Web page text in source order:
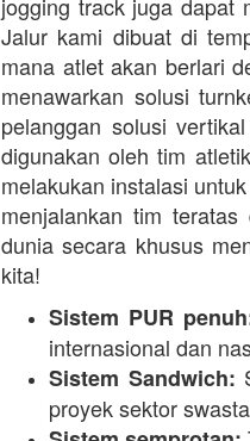
jogging track juga dapat
Jalur kami dibuat di
mana atlet akan berlari
menawarkan solusi
pelanggan solusi
digunakan oleh tim
melakukan instalasi
menjalankan tim
dunia secara khusus
kita!
Sistem PUR
internasional dan
Sistem Sandwich:
proyek sektor swasta